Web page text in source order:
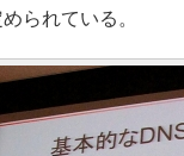
られている。